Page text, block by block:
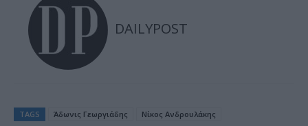
DAILYPOST
TAGS Άδωνις Γεωργιάδης Νίκος Ανδρουλάκης